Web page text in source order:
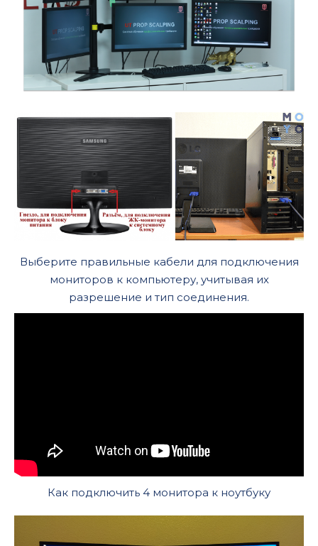
Выберите правильные кабели для подключения
мониторов к компьютеру, учитывая их
разрешение и тип соединения.
Как подключить 4 монитора к ноутбуку